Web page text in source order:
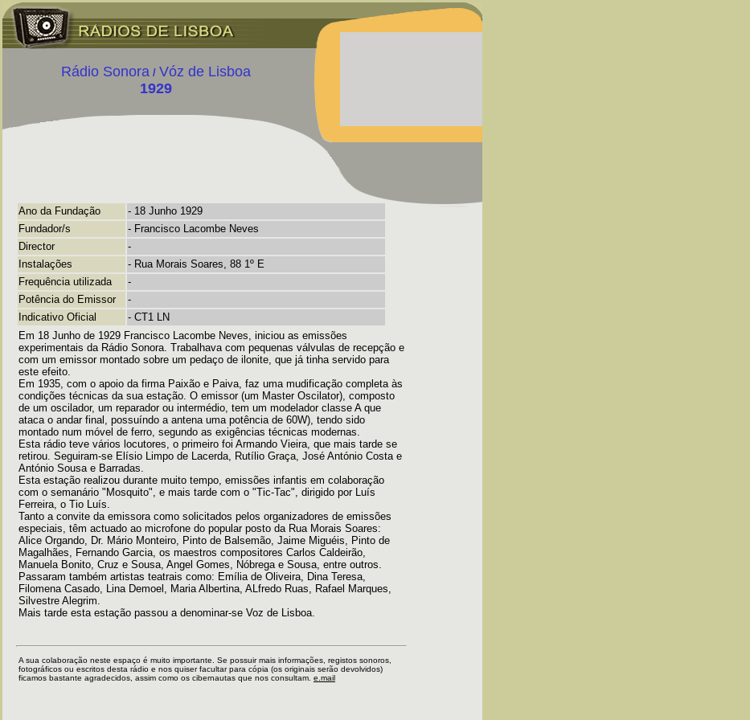
Ano da Fundação
- 18 Junho 1929
Fundador/s
- Francisco Lacombe Neves
Director
-
Instalações
- Rua Morais Soares, 88 1º E
Frequência utilizada
-
Potência do Emissor
-
Indicativo Oficial
- CT1 LN
Em 18 Junho de 1929 Francisco Lacombe Neves, iniciou as emissões
experimentais da Rádio Sonora. Trabalhava com pequenas válvulas de recepção e
com um emissor montado sobre um pedaço de ilonite, que já tinha servido para
este efeito.
Em 1935, com o apoio da firma Paixão e Paiva, faz uma mudificação completa às
condições técnicas da sua estação. O emissor (um Master Oscilator), composto
de um oscilador, um reparador ou intermédio, tem um modelador classe A que
ataca o andar final, possuíndo a antena uma potência de 60W), tendo sido
montado num móvel de ferro, segundo as exigências técnicas modernas.
Esta rádio teve vários locutores, o primeiro foi Armando Vieira, que mais tarde se
retirou. Seguiram-se Elísio Limpo de Lacerda, Rutílio Graça, José António Costa e
António Sousa e Barradas.
Esta estação realizou durante muito tempo, emissões infantis em colaboração
com o semanário "Mosquito", e mais tarde com o "Tic-Tac", dirigido por Luís
Ferreira, o Tio Luís.
Tanto a convite da emissora como solicitados pelos organizadores de emissões
especiais, têm actuado ao microfone do popular posto da Rua Morais Soares:
Alice Orgando, Dr. Mário Monteiro, Pinto de Balsemão, Jaime Miguéis, Pinto de
Magalhães, Fernando Garcia, os maestros compositores Carlos Caldeirão,
Manuela Bonito, Cruz e Sousa, Angel Gomes, Nóbrega e Sousa, entre outros.
Passaram também artistas teatrais como: Emília de Oliveira, Dina Teresa,
Filomena Casado, Lina Demoel, Maria Albertina, ALfredo Ruas, Rafael Marques,
Silvestre Alegrim.
Mais tarde esta estação passou a denominar-se Voz de Lisboa.
A sua colaboração neste espaço é muito importante. Se possuir mais informações, registos sonoros,
fotográficos ou escritos desta rádio e nos quiser facultar para cópia (os originais serão devolvidos)
ficamos bastante agradecidos, assim como os cibernautas que nos consultam. e.mail
Rádio Sonora / Vóz de Lisboa
1929